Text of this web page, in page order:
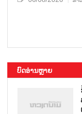
ບົດອ່ານຫຼາຍ